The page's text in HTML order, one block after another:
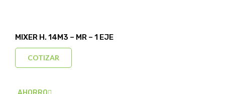
MIXER H. 14M3 – MR – 1 EJE
COTIZAR